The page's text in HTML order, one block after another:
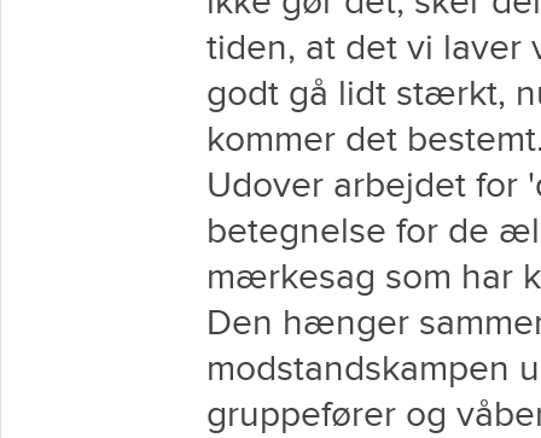
tiden, at det vi laver
godt gå lidt stærkt,
kommer det
Udover arbejdet for
betegnelse for de
mærkesag som har
Den hænger
modstandskampen
gruppefører og